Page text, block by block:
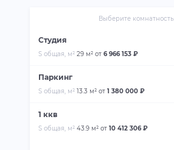
Выберите комнатность
Студия
S общая, м² 29 м² от 6 966 153 ₽
Паркинг
S общая, м² 13.3 м² от 1 380 000 ₽
1 ккв
S общая, м² 43.9 м² от 10 412 306 ₽